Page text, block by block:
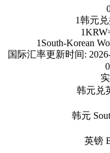
1韩元
1KRW
1 South-Korean
国际汇率更新时间:
韩元兑
韩元
英镑